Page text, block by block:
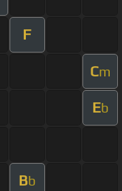
F
Cm
Eb
Bb